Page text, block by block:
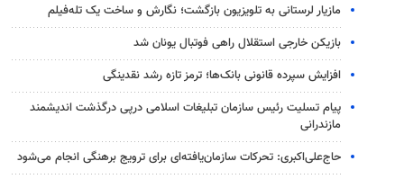
مازیار لرستانی به تلویزیون بازگشت؛ نگارش و ساخت یک تله‌فیلم
بازیکن خارجی استقلال راهی فوتبال یونان شد
افزایش سپرده قانونی بانک‌ها؛ ترمز تازه رشد نقدینگی
پیام تسلیت رئیس سازمان تبلیغات اسلامی درپی درگذشت اندیشمند
مازندرانی
حاج‌علی‌اکبری: تحرکات سازمان‌یافته‌ای برای ترویج برهنگی انجام می‌شود